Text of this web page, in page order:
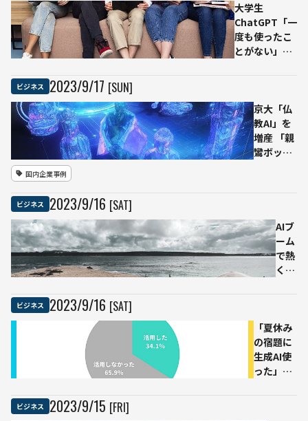
大学生
ChatGPT「一
度も使ったこ
とがない」4
ビジネス 2023/9/17 [SUN]
京大「仏
教AI」を
増産 「親
鸞ボッ
ChatGPT
の技術活
かす
国内企業事例
ビジネス 2023/9/16 [SAT]
AIブ
ーム
で熱
くな
国ア
ンギ
ラ
「.ai
ビジネス 2023/9/16 [SAT]
「夏休み
の宿題に
生成AI使
った」3
ビジネス 2023/9/15 [FRI]